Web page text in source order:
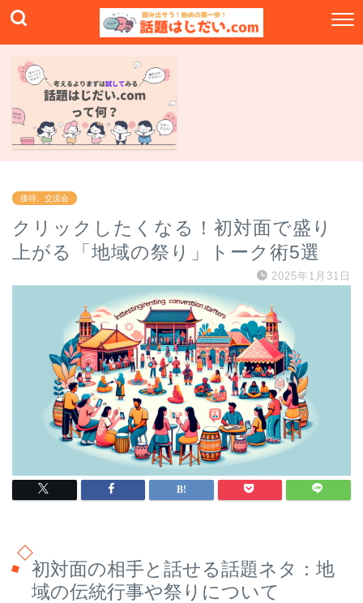
接待、交流会
クリックしたくなる！初対面で盛り
上がる「地域の祭り」トーク術5選
2025年1月31日
初対面の相手と話せる話題ネタ：地
域の伝統行事や祭りについて